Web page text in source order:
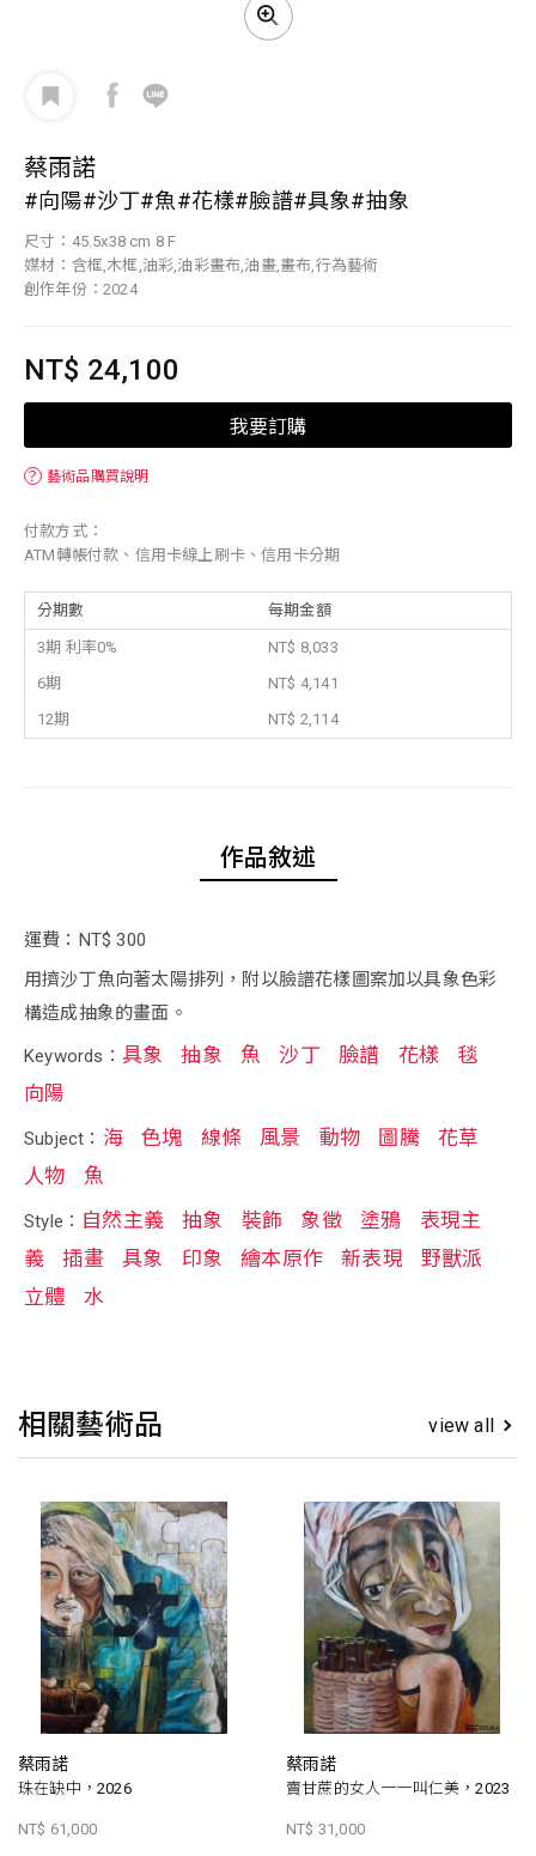
蔡雨諾
#向陽#沙丁#魚#花樣#臉譜#具象#抽象
尺寸：45.5x38 cm 8 F
媒材：含框,木框,油彩,油彩畫布,油畫,畫布,行為藝術
創作年份：2024
NT$ 24,100
我要訂購
？ 藝術品購買說明
付款方式：
ATM轉帳付款、信用卡線上刷卡、信用卡分期
分期數 每期金額
3期 利率0%
NT$ 8,033
6期
NT$ 4,141
12期
NT$ 2,114
作品敘述
運費：NT$ 300
用擠沙丁魚向著太陽排列，附以臉譜花樣圖案加以具象色彩
構造成抽象的畫面。
Keywords： 具象 抽象 魚 沙丁 臉譜 花樣
毯
向陽
Subject： 海 色塊 線條 風景 動物 圖騰
花草
人物
魚
Style： 自然主義 抽象 裝飾 象徵 塗鴉
表現主
義
插畫 具象 印象 繪本原作 新表現
野獸派
立體
水
相關藝術品 view all
蔡雨諾
珠在缺中，2026
NT$ 61,000
蔡雨諾
賣甘蔗的女人一一叫仁美，2023
NT$ 31,000